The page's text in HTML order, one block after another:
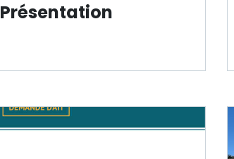
Présentation